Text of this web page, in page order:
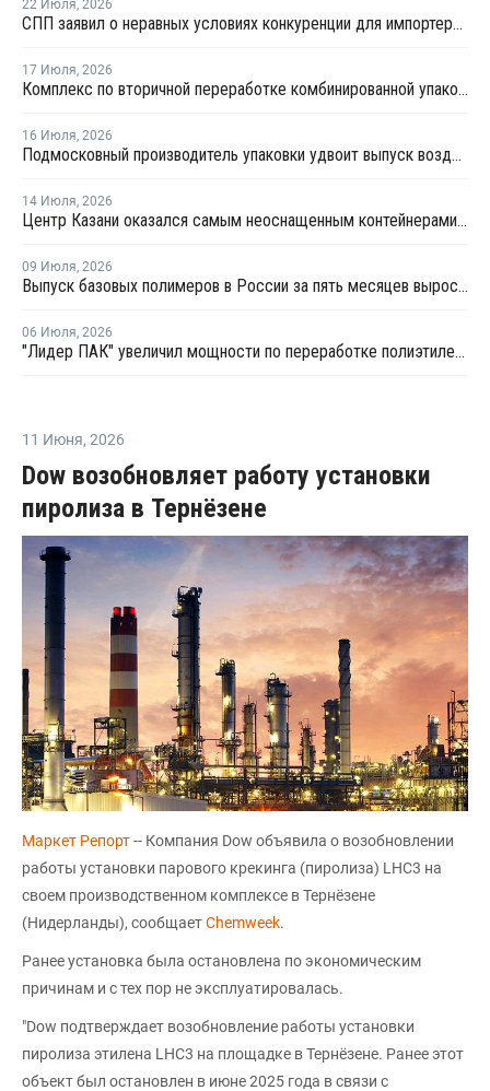
22 Июля, 2026
СПП заявил о неравных условиях конкуренции для импортеров полимерной упаковки в рамках российского РОП
17 Июля, 2026
Комплекс по вторичной переработке комбинированной упаковки запущен в Челябинске
16 Июля, 2026
Подмосковный производитель упаковки удвоит выпуск воздушно-пузырчатой пленки до 30 млн кв. метров в год
14 Июля, 2026
Центр Казани оказался самым неоснащенным контейнерами раздельного сбора отходов
09 Июля, 2026
Выпуск базовых полимеров в России за пять месяцев вырос на 3,8%
06 Июля, 2026
"Лидер ПАК" увеличил мощности по переработке полиэтилена
11 Июня, 2026
Dow возобновляет работу установки
пиролиза в Тернёзене
Маркет Репорт-- Компания Dow объявила о возобновлении
работы установки парового крекинга (пиролиза) LHC3 на
своем производственном комплексе в Тернёзене
(Нидерланды), сообщаетChemweek.
Ранее установка была остановлена по экономическим
причинам и с тех пор не эксплуатировалась.
"Dow подтверждает возобновление работы установки
пиролиза этилена LHC3 на площадке в Тернёзене. Ранее этот
объект был остановлен в июне 2025 года в связи с